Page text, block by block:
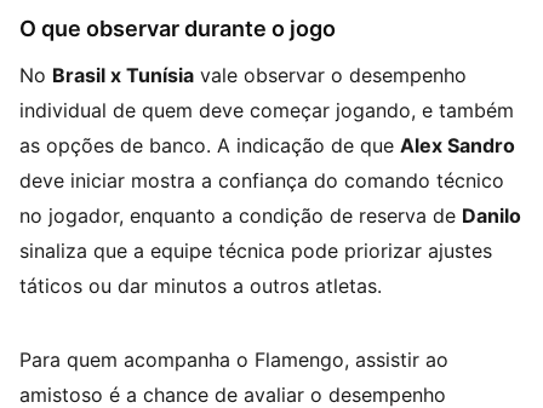
O que observar durante o jogo
No Brasil x Tunísia vale observar o desempenho
individual de quem deve começar jogando, e também
as opções de banco. A indicação de que Alex Sandro
deve iniciar mostra a confiança do comando técnico
no jogador, enquanto a condição de reserva de Danilo
sinaliza que a equipe técnica pode priorizar ajustes
táticos ou dar minutos a outros atletas.
Para quem acompanha o Flamengo, assistir ao
amistoso é a chance de avaliar o desempenho